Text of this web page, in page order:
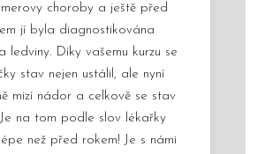
choroby a ještě před
jí byla diagnostikována
ledviny. Díky vašemu kurzu se
stav nejen ustálil, ale nyní
mizí nádor a celkově se stav
Je na tom podle slov lékařky
než před rokem! Je s námi